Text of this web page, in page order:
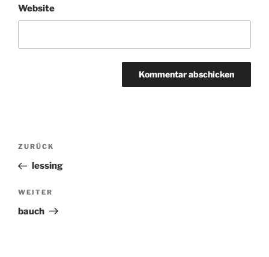
Website
Beitragsnavigation
Vorheriger
Beitrag
ZURÜCK
lessing
Nächster
Beitrag
WEITER
bauch